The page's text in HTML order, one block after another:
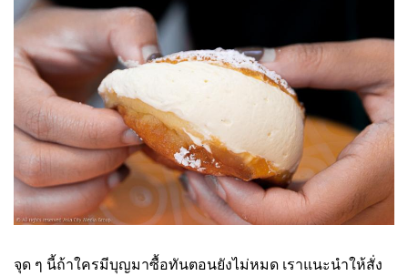
จุด ๆ นี้ถ้าใครมีบุญมาซื้อทันตอนยังไม่หมด เราแนะนำให้สั่ง